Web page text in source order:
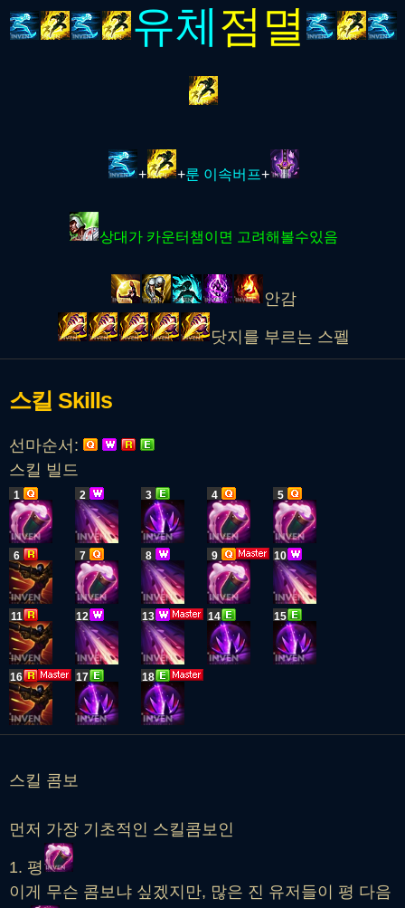
유체점멸
+ +룬 이속버프+
상대가 카운터챔이면 고려해볼수있음
안감
닷지를 부르는 스펠
스킬 Skills
선마순서:
스킬 빌드
1 2 3 4 5
6 7 8 9 10
11 12 13 14 15
16 17 18
스킬 콤보
먼저 가장 기초적인 스킬콤보인
1. 평
이게 무슨 콤보냐 싶겠지만, 많은 진 유저들이 평 다음